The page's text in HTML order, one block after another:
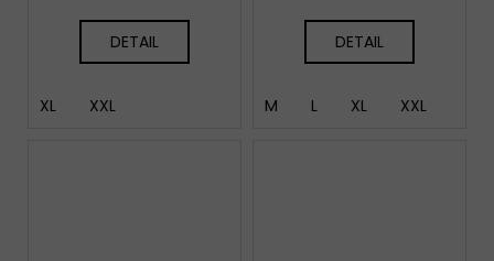
DETAIL
XL XXL
DETAIL
M L XL XXL